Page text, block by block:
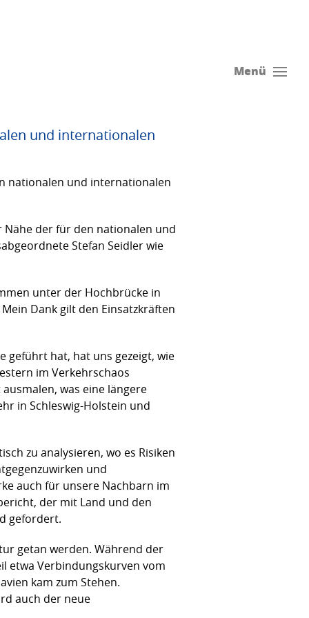
Menü
und internationalen
nationalen und internationalen
der für den nationalen und
Stefan Seidler wie
unter der Hochbrücke in
Dank gilt den Einsatzkräften
geführt hat, hat uns gezeigt, wie
im Verkehrschaos
was eine längere
in Schleswig-Holstein und
zu analysieren, wo es Risiken
und
auch für unsere Nachbarn im
der mit Land und den
gefordert.
getan werden. Während der
etwa Verbindungskurven vom
kam zum Stehen.
auch der neue